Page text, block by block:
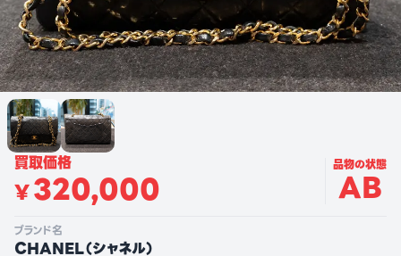
買取価格
¥320,000
品物の状態
AB
ブランド名
CHANEL（シャネル）